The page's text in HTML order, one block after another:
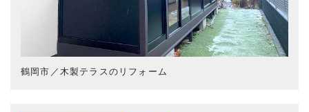
鶴岡市／木製テラスのリフォーム